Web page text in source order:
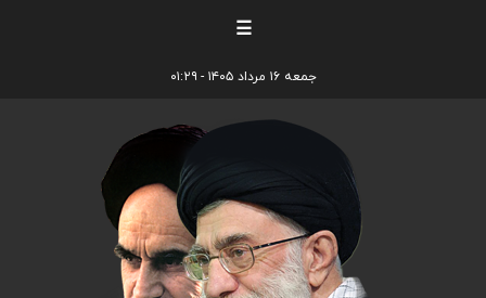
☰
جمعه ۱۶ مرداد ۱۴۰۵ - ۰۱:۲۹